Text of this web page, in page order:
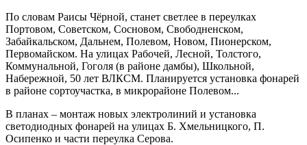
По словам Раисы Чёрной, станет светлее в переулках
Портовом, Советском, Сосновом, Свободненском,
Забайкальском, Дальнем, Полевом, Новом, Пионерском,
Первомайском. На улицах Рабочей, Лесной, Толстого,
Коммунальной, Гоголя (в районе дамбы), Школьной,
Набережной, 50 лет ВЛКСМ. Планируется установка фонарей
в районе сортоучастка, в микрорайоне Полевом...
В планах – монтаж новых электролиний и установка
светодиодных фонарей на улицах Б. Хмельницкого, П.
Осипенко и части переулка Серова.